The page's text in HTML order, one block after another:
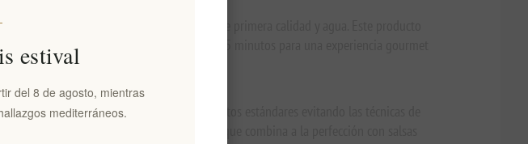
elaborada exclusivamente con sémola de primera calidad y agua. Este producto
cociéndose a la perfección en 13-15 minutos para una experiencia gourmet
de la isla de Creta. Maggiri mantiene estos estándares evitando las técnicas de
estival
del 8 de agosto, mientras
mediterráneos.